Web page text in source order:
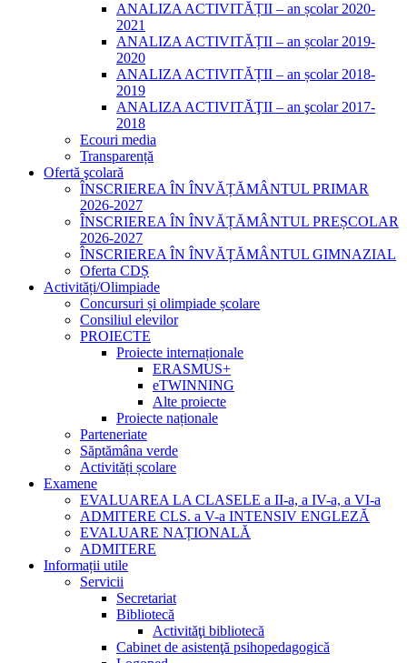
ANALIZA ACTIVITĂȚII – an școlar 2020-
2021
ANALIZA ACTIVITĂȚII – an școlar 2019-
2020
ANALIZA ACTIVITĂȚII – an școlar 2018-
2019
ANALIZA ACTIVITĂŢII – an şcolar 2017-
2018
Ecouri media
Transparență
Ofertă şcolară
ÎNSCRIEREA ÎN ÎNVĂȚĂMÂNTUL PRIMAR
2026-2027
ÎNSCRIEREA ÎN ÎNVĂȚĂMÂNTUL PREȘCOLAR
2026-2027
ÎNSCRIEREA ÎN ÎNVĂȚĂMÂNTUL GIMNAZIAL
Oferta CDȘ
Activități/Olimpiade
Concursuri și olimpiade școlare
Consiliul elevilor
PROIECTE
Proiecte internaționale
ERASMUS+
eTWINNING
Alte proiecte
Proiecte naționale
Parteneriate
Săptămâna verde
Activități școlare
Examene
EVALUAREA LA CLASELE a II-a, a IV-a, a VI-a
ADMITERE CLS. a V-a INTENSIV ENGLEZĂ
EVALUARE NAȚIONALĂ
ADMITERE
Informații utile
Servicii
Secretariat
Bibliotecă
Activităţi bibliotecă
Cabinet de asistenţă psihopedagogică